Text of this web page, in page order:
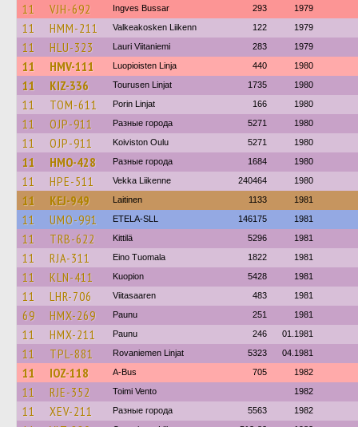
11 VJH-692 Ingves Bussar 293 1979
11 HMM-211 Valkeakosken Liikenn 122 1979
11 HLU-323 Lauri Viitaniemi 283 1979
11 HMV-111 Luopioisten Linja 440 1980
11 KIZ-336 Tourusen Linjat 1735 1980
11 TOM-611 Porin Linjat 166 1980
11 OJP-911 Разные города 5271 1980
11 OJP-911 Koiviston Oulu 5271 1980
11 HMO-428 Разные города 1684 1980
11 HPE-511 Vekka Liikenne 240464 1980
11 KEJ-949 Laitinen 1133 1981
11 UMO-991 ETELA-SLL 146175 1981
11 TRB-622 Kittilä 5296 1981
11 RJA-311 Eino Tuomala 1822 1981
11 KLN-411 Kuopion 5428 1981
11 LHR-706 Viitasaaren 483 1981
69 HMX-269 Paunu 251 1981
11 HMX-211 Paunu 246 01.1981
11 TPL-881 Rovaniemen Linjat 5323 04.1981
11 IOZ-118 A-Bus 705 1982
11 RJE-352 Toimi Vento 1982
11 XEV-211 Разные города 5563 1982